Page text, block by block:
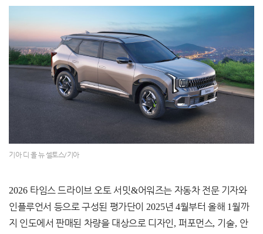
기아 디 올 뉴 셀토스/기아
2026 타임스 드라이브 오토 서밋&어워즈는 자동차 전문 기자와
인플루언서 등으로 구성된 평가단이 2025년 4월부터 올해 1월까
지 인도에서 판매된 차량을 대상으로 디자인,퍼포먼스, 기술, 안